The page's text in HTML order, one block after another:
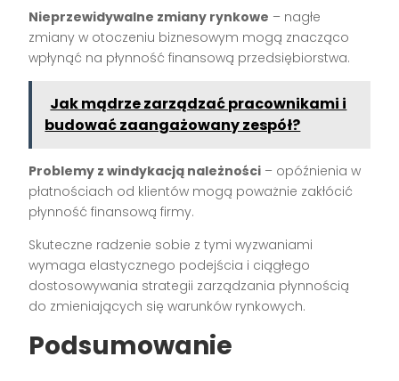
Nieprzewidywalne zmiany rynkowe – nagłe
zmiany w otoczeniu biznesowym mogą znacząco
wpłynąć na płynność finansową przedsiębiorstwa.
Jak mądrze zarządzać pracownikami i
budować zaangażowany zespół?
Problemy z windykacją należności – opóźnienia w
płatnościach od klientów mogą poważnie zakłócić
płynność finansową firmy.
Skuteczne radzenie sobie z tymi wyzwaniami
wymaga elastycznego podejścia i ciągłego
dostosowywania strategii zarządzania płynnością
do zmieniających się warunków rynkowych.
Podsumowanie